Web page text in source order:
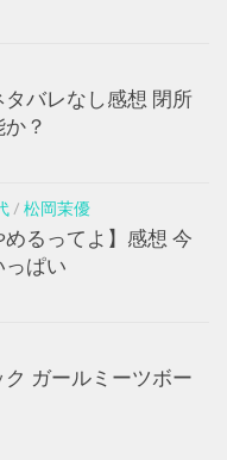
バレなし感想 閉所
？
/ 松岡茉優
るってよ】感想 今
っぱい
ガールミーツボー